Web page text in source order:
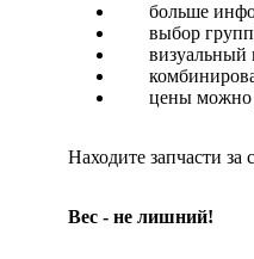
больше
выбор
визуальный
цены можно
Находите запчасти
Вес - не лишний!